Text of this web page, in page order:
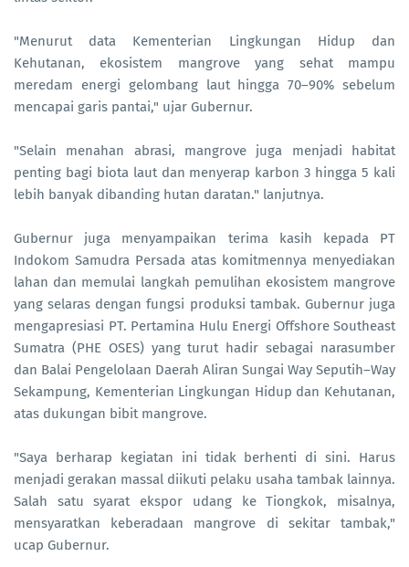
"Menurut data Kementerian Lingkungan Hidup dan
Kehutanan, ekosistem mangrove yang sehat mampu
meredam energi gelombang laut hingga 70–90% sebelum
mencapai garis pantai," ujar Gubernur.
"Selain menahan abrasi, mangrove juga menjadi habitat
penting bagi biota laut dan menyerap karbon 3 hingga 5 kali
lebih banyak dibanding hutan daratan." lanjutnya.
Gubernur juga menyampaikan terima kasih kepada PT
Indokom Samudra Persada atas komitmennya menyediakan
lahan dan memulai langkah pemulihan ekosistem mangrove
yang selaras dengan fungsi produksi tambak. Gubernur juga
mengapresiasi PT. Pertamina Hulu Energi Offshore Southeast
Sumatra (PHE OSES) yang turut hadir sebagai narasumber
dan Balai Pengelolaan Daerah Aliran Sungai Way Seputih–Way
Sekampung, Kementerian Lingkungan Hidup dan Kehutanan,
atas dukungan bibit mangrove.
"Saya berharap kegiatan ini tidak berhenti di sini. Harus
menjadi gerakan massal diikuti pelaku usaha tambak lainnya.
Salah satu syarat ekspor udang ke Tiongkok, misalnya,
mensyaratkan keberadaan mangrove di sekitar tambak,"
ucap Gubernur.